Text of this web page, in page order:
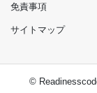
免責事項
サイトマップ
©